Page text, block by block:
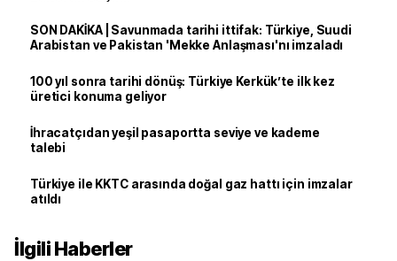
SON DAKİKA | Savunmada tarihi ittifak: Türkiye, Suudi
Arabistan ve Pakistan 'Mekke Anlaşması'nı imzaladı
100 yıl sonra tarihi dönüş: Türkiye Kerkük’te ilk kez
üretici konuma geliyor
İhracatçıdan yeşil pasaportta seviye ve kademe
talebi
Türkiye ile KKTC arasında doğal gaz hattı için imzalar
atıldı
İlgili Haberler